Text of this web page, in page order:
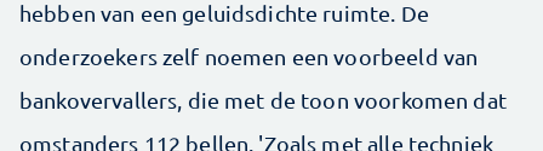
hebben van een geluidsdichte ruimte. De
onderzoekers zelf noemen een voorbeeld van
bankovervallers, die met de toon voorkomen dat
omstanders 112 bellen. 'Zoals met alle techniek